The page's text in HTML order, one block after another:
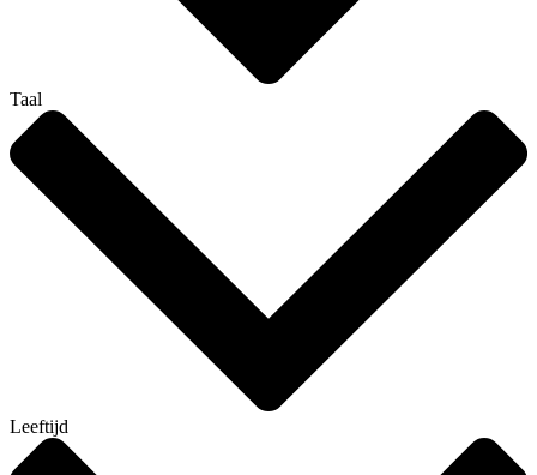
Taal
Leeftijd